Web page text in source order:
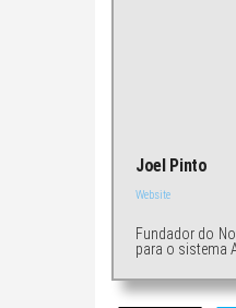
Joel Pinto
Website
Fundador do
para o sistema